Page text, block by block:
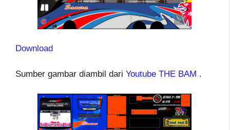
Download
Sumber gambar diambil dari Youtube THE BAM .